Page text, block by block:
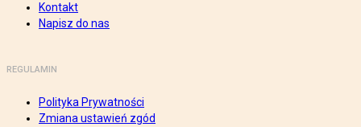
Kontakt
Napisz do nas
REGULAMIN
Polityka Prywatności
Zmiana ustawień zgód